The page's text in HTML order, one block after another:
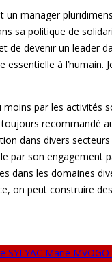
un manager
sa politique de
devenir un leader
à
par les
recommandé
dans divers
par son
dans les domaines
on peut construire
Marie